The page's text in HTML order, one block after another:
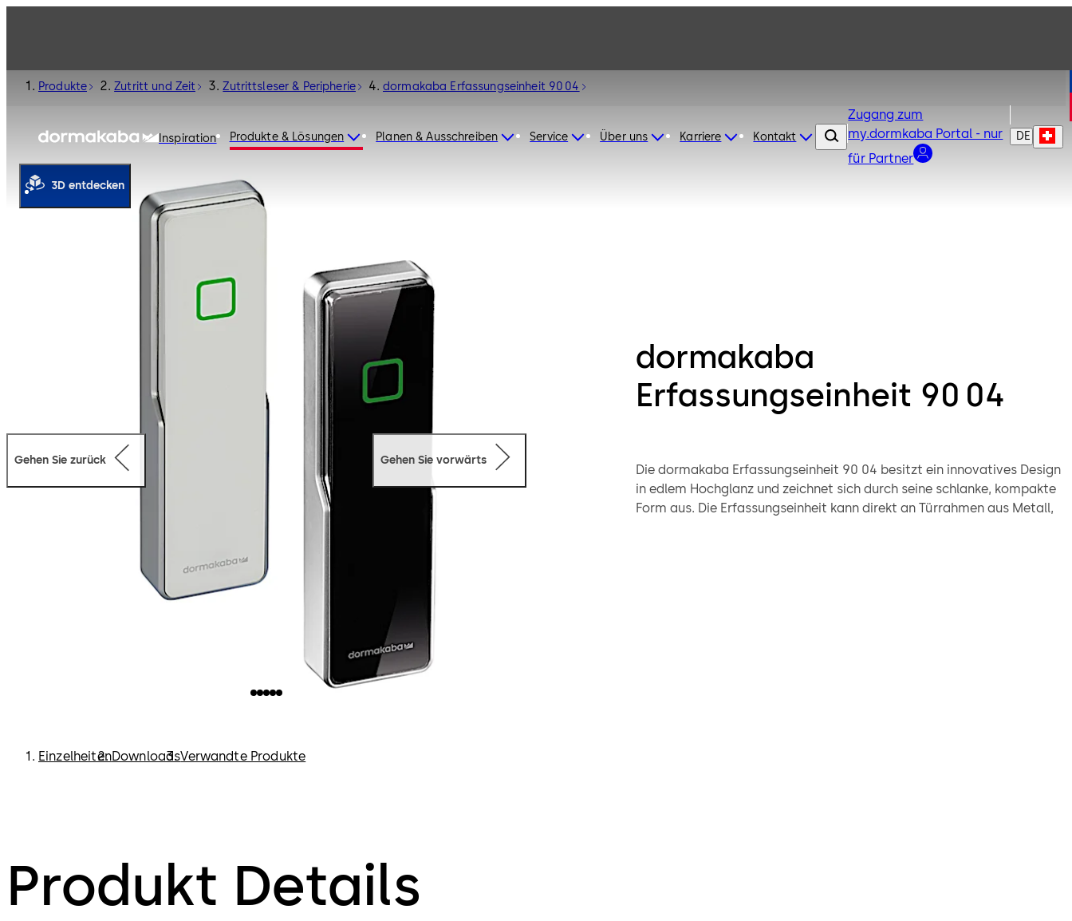
Inspiration Produkte & Lösungen Planen & Ausschreiben Service Über uns Karriere Kontakt
Zugang zum
my.dormkaba Portal - nur
für Partner
DE
Produkte Zutritt und Zeit Zutrittsleser & Peripherie dormakaba Erfassungseinheit 90 04
dormakaba
Erfassungseinheit 90 04
Die dormakaba Erfassungseinheit 90 04 besitzt ein innovatives Design
in edlem Hochglanz und zeichnet sich durch seine schlanke, kompakte
Form aus. Die Erfassungseinheit kann direkt an Türrahmen aus Metall,
Gehen Sie zurück Gehen Sie vorwärts
3D entdecken
EinzelheitenDownloadsVerwandte Produkte
Produkt Details